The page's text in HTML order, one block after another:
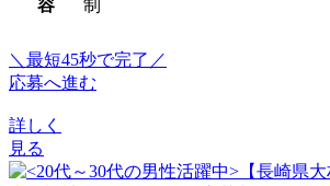
容
制
＼最短45秒で完了／
応募へ進む
詳しく
見る